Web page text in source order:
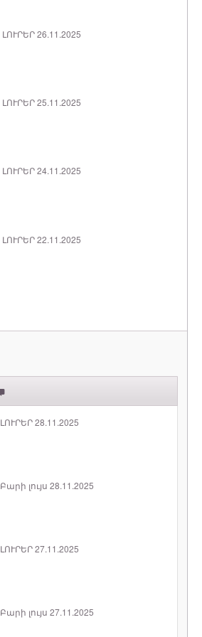
ԼՈՒՐԵՐ 26.11.2025
ԼՈՒՐԵՐ 25.11.2025
ԼՈՒՐԵՐ 24.11.2025
ԼՈՒՐԵՐ 22.11.2025
ԼՈՒՐԵՐ 28.11.2025
Բարի լույս 28.11.2025
ԼՈՒՐԵՐ 27.11.2025
Բարի լույս 27.11.2025